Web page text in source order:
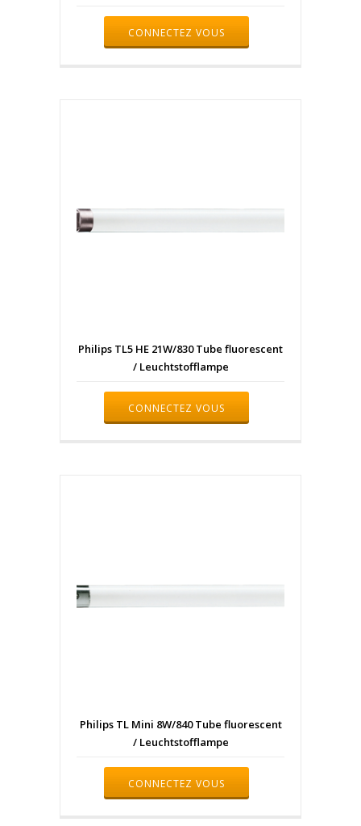
CONNECTEZ VOUS
Philips TL5 HE 21W/830 Tube fluorescent
/ Leuchtstofflampe
CONNECTEZ VOUS
Philips TL Mini 8W/840 Tube fluorescent
/ Leuchtstofflampe
CONNECTEZ VOUS